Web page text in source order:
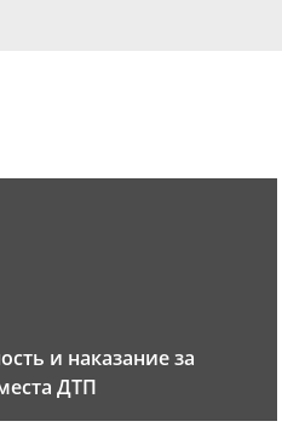
и наказание за
ДТП